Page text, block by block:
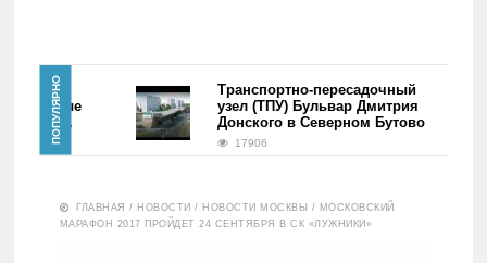
Главная
ПОПУЛЯРНО
Транспортно-пересадочный
узел (ТПУ) Бульвар Дмитрия
Донского в Северном Бутово
17906
ГЛАВНАЯ / НОВОСТИ / НОВОСТИ МОСКВЫ / МОСКОВСКИЙ
МАРАФОН 2017 ПРОЙДЕТ 24 СЕНТЯБРЯ В СК «ЛУЖНИКИ»